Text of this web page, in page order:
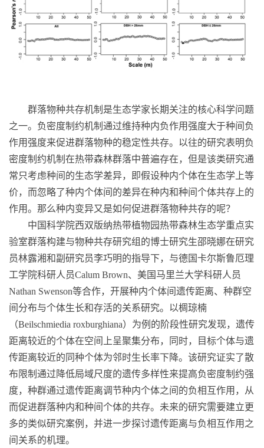
群落物种共存机制是生态学家长期关注的核心科学问题
之一。负密度制约机制通过维持种内负作用强度大于种间负
作用强度来促进群落物种的稳定性共存。以往的研究表明负
密度制约机制在热带森林群落中普遍存在，但是该类研究通
常只考虑种间的生态学差异，即假设种内个体在生态学上等
价，而忽略了种内个体间的差异在种内和种间个体共存上的
作用。那么种内变异又是如何促进群落物种共存的呢？
中国科学院西双版纳热带植物园热带森林生态学重点实
验室群落构建与物种共存研究组的博士研究生邵晓娜在研究
员林露湘和副研究员李巧明的指导下，与德国卡尔斯鲁厄理
工学院科研人员Calum Brown、美国马里兰大学科研人员
Nathan Swenson等合作，开展种内个体间遗传距离、种群空
间分布与个体生长和存活的关系研究。以椆琼楠
（Beilschmiedia roxburghiana）为例的阶段性研究发现，遗传
距离较近的个体在空间上呈聚集分布，同时，目标个体与遗
传距离较近的同种个体为邻时生长率下降。该研究证实了散
布限制通过降低局域尺度的遗传多样性来提高负密度制约强
度，种群通过遗传距离调节种内个体之间的负相互作用，从
而促进群落种内和种间个体的共存。未来的研究需要建立更
多的类似研究案例，并进一步探讨遗传距离与负相互作用之
间关系的机理。